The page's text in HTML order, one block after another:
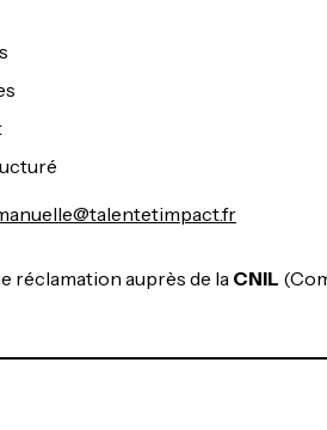
réclamation auprès de laCNIL